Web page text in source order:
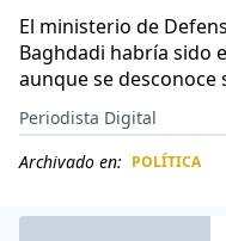
El ministerio de
Baghdadi habría sido
aunque se desconoce
Periodista Digital
Archivado en: POLÍTICA